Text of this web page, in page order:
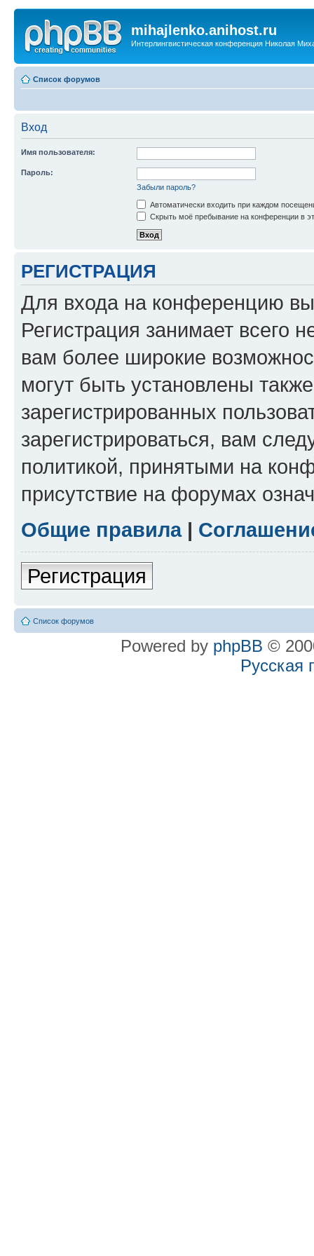
mihajlenko.anihost.ru
Интерлингвистическая конференция Николая
Список форумов
Вход
Имя пользователя:
Пароль:
Забыли пароль?
Автоматически входить при каждом
Скрыть моё пребывание на конференции в
РЕГИСТРАЦИЯ
Для входа на конференцию
Регистрация занимает всего
вам более широкие
могут быть установлены
зарегистрированных
зарегистрироваться, вам
политикой, принятыми на
присутствие на форумах
Общие правила|
Регистрация
Список форумов
Powered by phpBB ©
Русская